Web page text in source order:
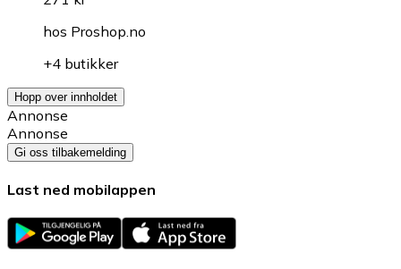
hos Proshop.no
+4 butikker
Hopp over innholdet
Annonse
Annonse
Gi oss tilbakemelding
Last ned mobilappen